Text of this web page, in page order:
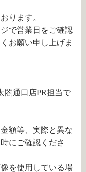
ります。
で営業日をご確認
お願い申し上げま
閤通口店PR担当で
額等、実際と異な
にご確認くださ
を使用している場